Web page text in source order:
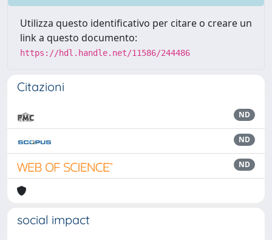
Utilizza questo identificativo per citare o creare un
link a questo documento:
https://hdl.handle.net/11586/244486
Citazioni
ND
ND
ND
social impact